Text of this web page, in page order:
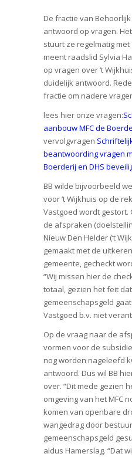
De fractie van
antwoord op vragen.
stuurt ze regelmatig
meent raadslid Sylvia
op vragen over ‘t
duidelijk antwoord.
fractie om nadere
lees hier onze vragen:
aanbouw MFC de
vervolgvragen
beantwoording vragen
Boerderij en DHS
BB wilde bijvoorbeeld
voor ‘t Wijkhuis op de
Vastgoed wordt gestort.
de afspraken
Nieuw Den Helder (‘t
gemaakt met de
gemeente, gecheckt
“Wij missen hier de
totaal, gezien het feit
gemeenschapsgeld
Vastgoed b.v. niet
Op de vraag naar de
vormen voor de
nog worden nageleefd
antwoord. Dus wil BB
over. “Dit mede gezien
omgeving van het MFC
komen van openbare
wangedrag door
gemeenschapsgeld
aldus Hamerslag. “Dat